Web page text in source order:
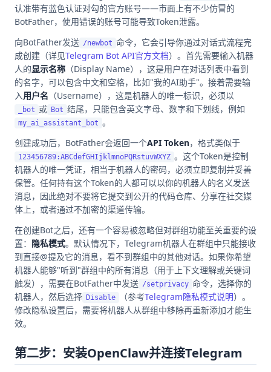
认准带有蓝色认证对勾的官方账号——市面上有不少仿冒的
BotFather，使用错误的账号可能导致Token泄露。
向BotFather发送 /newbot 命令，它会引导你通过对话式流程完
成创建（详见Telegram Bot API官方文档）。首先需要输入机器
人的显示名称 （Display Name），这是用户在对话列表中看到
的名字，可以包含中文和空格，比如"我的AI助手"。接着需要输
入用户名 （Username），这是机器人的唯一标识，必须以
_bot 或 Bot 结尾，只能包含英文字母、数字和下划线，例如
my_ai_assistant_bot 。
创建成功后，BotFather会返回一个API Token，格式类似于
123456789:ABCdefGHIjklmnoPQRstuvWXYZ 。这个Token是控制
机器人的唯一凭证，相当于机器人的密码，必须立即复制并妥善
保管。任何持有这个Token的人都可以以你的机器人的名义发送
消息，因此绝对不要将它提交到公开的代码仓库、分享在社交媒
体上，或者通过不加密的渠道传输。
在创建Bot之后，还有一个容易被忽略但对群组功能至关重要的设
置： 隐私模式。默认情况下，Telegram机器人在群组中只能接收
到直接@提及它的消息，看不到群组中的其他对话。如果你希望
机器人能够"听到"群组中的所有消息（用于上下文理解或关键词
触发），需要在BotFather中发送 /setprivacy 命令，选择你的
机器人，然后选择 Disable （参考Telegram隐私模式说明）。
修改隐私设置后，需要将机器人从群组中移除再重新添加才能生
效。
第二步：安装OpenClaw并连接Telegram